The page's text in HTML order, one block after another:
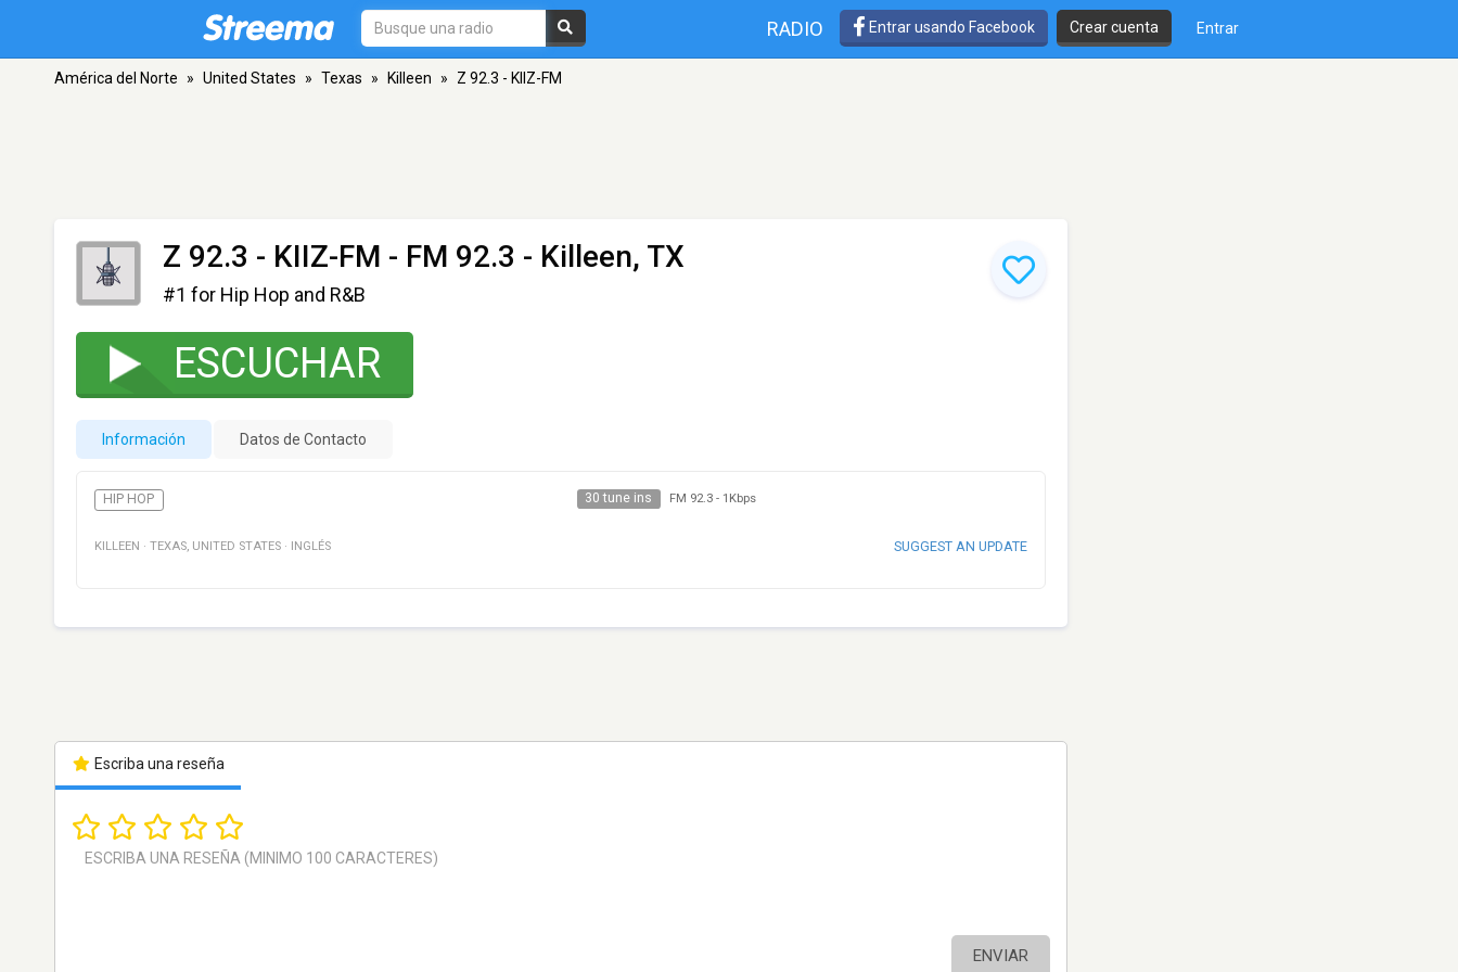
RADIO Entrar usando Facebook Crear cuenta Entrar
América del Norte » United States » Texas » Killeen » Z 92.3 - KIIZ-FM
Z 92.3 - KIIZ-FM - FM 92.3 - Killeen, TX
#1 for Hip Hop and R&B
ESCUCHAR
Información Datos de Contacto
HIP HOP 30 tune ins FM 92.3- 1Kbps
KILLEEN · TEXAS, UNITED STATES · INGLÉS SUGGEST AN UPDATE
Escriba una reseña
ENVIAR